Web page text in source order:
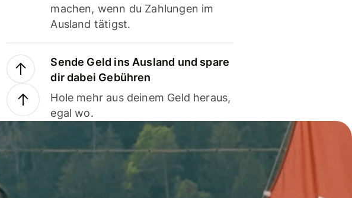
machen, wenn du Zahlungen im
Ausland tätigst.
Sende Geld ins Ausland und spare
dir dabei Gebühren
Hole mehr aus deinem Geld heraus,
egal wo.